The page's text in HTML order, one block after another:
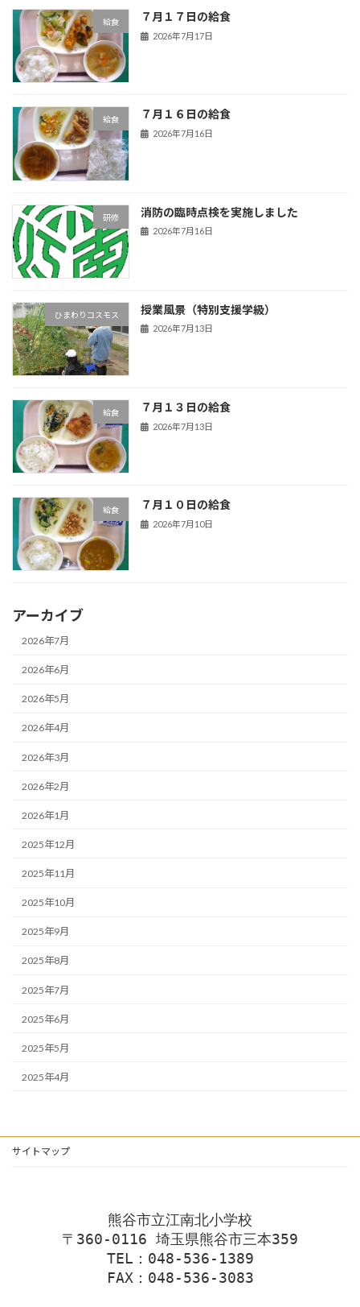
給食 ７月１７日の給食
2026年7月17日
給食 ７月１６日の給食
2026年7月16日
研修 消防の臨時点検を実施しました
2026年7月16日
ひまわりコスモス 授業風景（特別支援学級）
2026年7月13日
給食 ７月１３日の給食
2026年7月13日
給食 ７月１０日の給食
2026年7月10日
アーカイブ
2026年7月
2026年6月
2026年5月
2026年4月
2026年3月
2026年2月
2026年1月
2025年12月
2025年11月
2025年10月
2025年9月
2025年8月
2025年7月
2025年6月
2025年5月
2025年4月
サイトマップ
熊谷市立江南北小学校
〒360-0116 埼玉県熊谷市三本359
TEL：048-536-1389
FAX：048-536-3083